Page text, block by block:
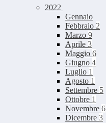
2022
Gennaio
Febbraio 2
Marzo 9
Aprile 3
Maggio 6
Giugno 4
Luglio 1
Agosto 1
Settembre 5
Ottobre 1
Novembre 6
Dicembre 3